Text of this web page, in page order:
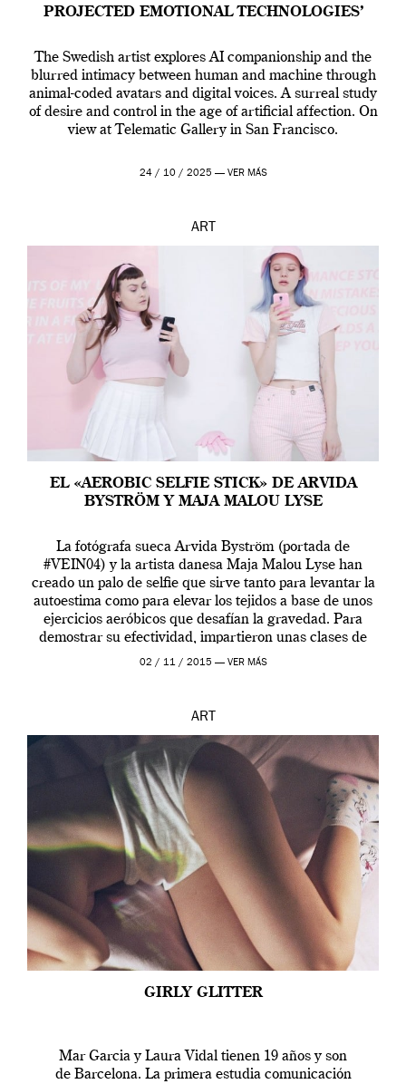
PROJECTED EMOTIONAL TECHNOLOGIES’
The Swedish artist explores AI companionship and the
blurred intimacy between human and machine through
animal-coded avatars and digital voices. A surreal study
of desire and control in the age of artificial affection. On
view at Telematic Gallery in San Francisco.
24 / 10 / 2025 — VER MÁS
ART
EL «AEROBIC SELFIE STICK» DE ARVIDA
BYSTRÖM Y MAJA MALOU LYSE
La fotógrafa sueca Arvida Byström (portada de
#VEIN04) y la artista danesa Maja Malou Lyse han
creado un palo de selfie que sirve tanto para levantar la
autoestima como para elevar los tejidos a base de unos
ejercicios aeróbicos que desafían la gravedad. Para
demostrar su efectividad, impartieron unas clases de
prueba en el Tate […]
02 / 11 / 2015 — VER MÁS
ART
GIRLY GLITTER
Mar Garcia y Laura Vidal tienen 19 años y son
de Barcelona. La primera estudia comunicación